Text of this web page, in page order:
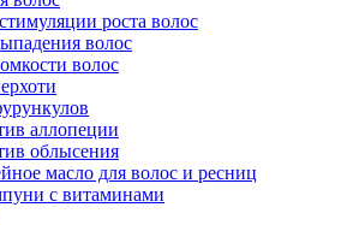
роста волос
волос
волос
аллопеции
облысения
масло для волос и ресниц
с витаминами